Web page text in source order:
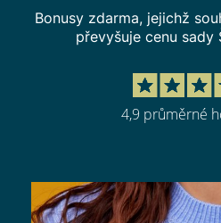
Bonusy zdarma, jejichž
převyšuje cenu sady
4,9 průměrné